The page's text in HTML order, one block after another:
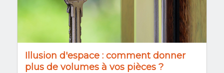
Illusion d'espace : comment donner
plus de volumes à vos pièces ?